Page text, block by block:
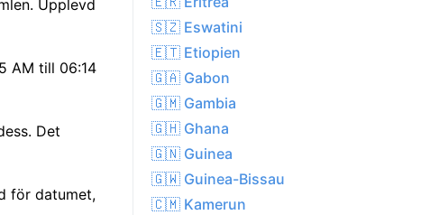
Upplevd
AM till 06:14
Det
för datumet,
🇸🇿 Eswatini
🇪🇹 Etiopien
🇬🇦 Gabon
🇬🇲 Gambia
🇬🇭 Ghana
🇬🇳 Guinea
🇬🇼 Guinea-Bissau
🇨🇲 Kamerun